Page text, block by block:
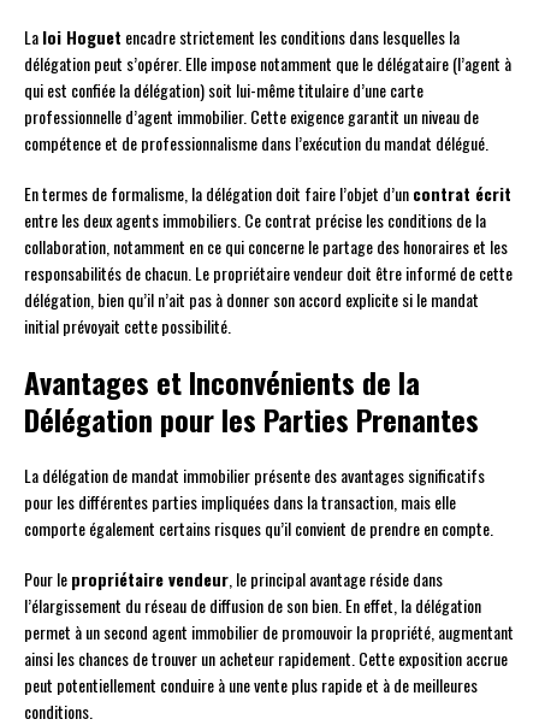
Laloi Hoguet encadre strictement les conditions dans lesquelles la
délégation peut s’opérer. Elle impose notamment que le délégataire (l’agent à
qui est confiée la délégation) soit lui-même titulaire d’une carte
professionnelle d’agent immobilier. Cette exigence garantit un niveau de
compétence et de professionnalisme dans l’exécution du mandat délégué.
En termes de formalisme, la délégation doit faire l’objet d’uncontrat écrit
entre les deux agents immobiliers. Ce contrat précise les conditions de la
collaboration, notamment en ce qui concerne le partage des honoraires et les
responsabilités de chacun. Le propriétaire vendeur doit être informé de cette
délégation, bien qu’il n’ait pas à donner son accord explicite si le mandat
initial prévoyait cette possibilité.
Avantages et Inconvénients de la
Délégation pour les Parties Prenantes
La délégation de mandat immobilier présente des avantages significatifs
pour les différentes parties impliquées dans la transaction, mais elle
comporte également certains risques qu’il convient de prendre en compte.
Pour lepropriétaire vendeur , le principal avantage réside dans
l’élargissement du réseau de diffusion de son bien. En effet, la délégation
permet à un second agent immobilier de promouvoir la propriété, augmentant
ainsi les chances de trouver un acheteur rapidement. Cette exposition accrue
peut potentiellement conduire à une vente plus rapide et à de meilleures
conditions.